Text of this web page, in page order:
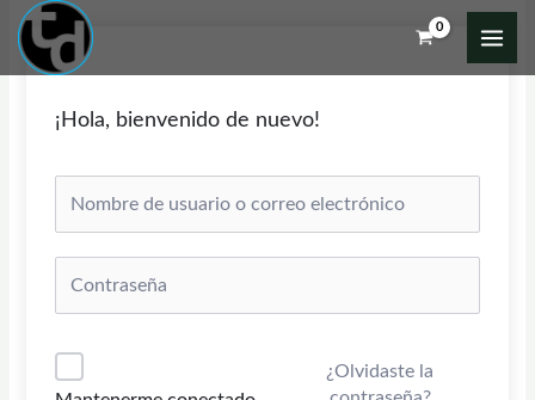
contenido
¡Hola, bienvenido de nuevo!
¿Olvidaste la